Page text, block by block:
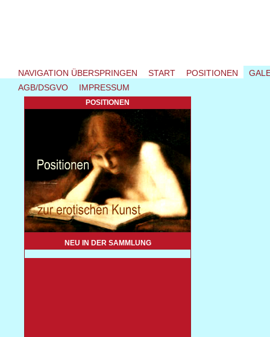
NAVIGATION ÜBERSPRINGEN START POSITIONEN
AGB/DSGVO
IMPRESSUM
POSITIONEN
NEU IN DER SAMMLUNG